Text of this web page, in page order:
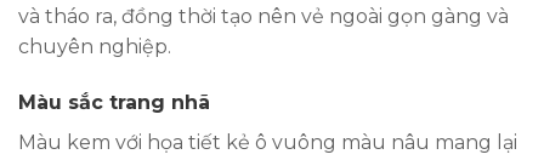
và tháo ra, đồng thời tạo nên vẻ ngoài gọn gàng và
chuyên nghiệp.
Màu sắc trang nhã
Màu kem với họa tiết kẻ ô vuông màu nâu mang lại